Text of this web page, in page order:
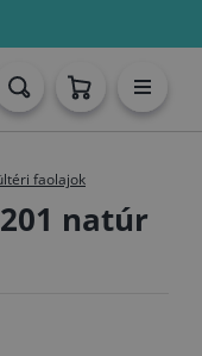
faolajok
natúr